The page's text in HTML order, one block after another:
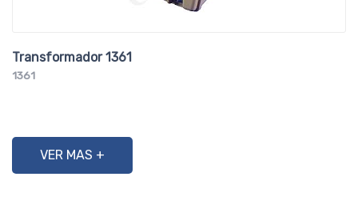
Transformador 1361
1361
VER MAS +